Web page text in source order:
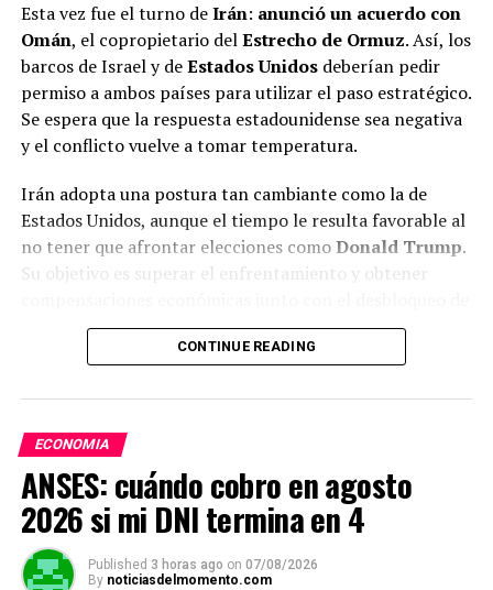
El listado se completa con elPeugeot 208, que sumó
3.192 operaciones; elFord EcoSport, con 2.955; el
Fiat Palio, que cerró el top ten con 2.687 unidades
transferidas. Al igual que en meses anteriores, el ranking
está dominado por modelos con larga trayectoria en el
mercado local o que continúan en producción, como
ocurre con las pick ups.
Esta vez fue el turno deIrán: anunció un acuerdo con
Omán, el copropietario delEstrecho de Ormuz. Así, los
barcos de Israel y deEstados Unidosdeberían pedir
permiso a ambos países para utilizar el paso estratégico.
Se espera que la respuesta estadounidense sea negativa
y el conflicto vuelve a tomar temperatura.
Irán adopta una postura tan cambiante como la de
Estados Unidos, aunque el tiempo le resulta favorable al
no tener que afrontar elecciones comoDonald Trump.
Su objetivo es superar el enfrentamiento y obtener
fondos en bancos internacionales.
ADVERTISEMENT
CONTINUE READING
ECONOMIA
ANSES: cuándo cobro en agosto
2026 si mi DNI termina en 4
Published 3 horas ago on 07/08/2026
By noticiasdelmomento.com